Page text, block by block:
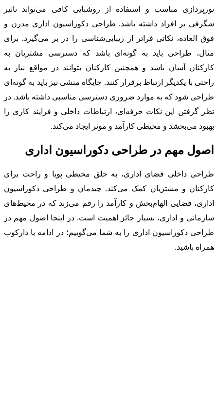
نورپردازی مناسب و استفاده از روشنایی کافی می‌تواند تاثیر
شگرفی بر افراد داشته باشد. طراحی دکوراسیون اداری مدرن و
فوق العاده، نکاتی فراتر از زیبایی‌شناسی را در بر می‌گیرد. برای
مثال، طراحی باید به گونه‌ای باشد که دسترسی مشتریان به
کارکنان آسان باشد و همچنین کارکنان بتوانند در مواقع نیاز به
راحتی با یکدیگر ارتباط برقرار کنند. جایگاه منشی نیز باید به گونه‌ای
طراحی شود که به موارد ضروری دسترسی مناسبی داشته باشد. در
نظر گرفتن این نکات حرفه‌ای، ارتباطات داخلی و فرایند کاری را
بهبود می‌بخشد و محیطی کارآمد و موثر ایجاد می‌کند.
اصول مهم در طراحی دکوراسیون اداری
طراحی داخلی فضای اداری، به خلق محیطی پویا و راحت برای
کارکنان و مشتریان کمک می‌کند. چیدمان و طراحی دکوراسیون
اداری، فضایی الهام‌بخش و کارآمد را رقم می‌زند که در محیط‌های
سازمانی و اداری، بسیار حائز اهمیت است. در اینجا اصول مهم در
طراحی دکوراسیون اداری را به شما می‌گوییم؛ در ادامه با دارکوب
همراه باشید.